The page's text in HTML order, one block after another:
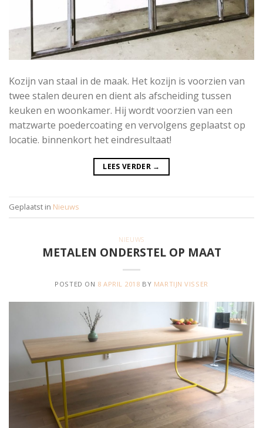
Kozijn van staal in de maak. Het kozijn is voorzien van
twee stalen deuren en dient als afscheiding tussen
keuken en woonkamer. Hij wordt voorzien van een
matzwarte poedercoating en vervolgens geplaatst op
locatie. binnenkort het eindresultaat!
LEES VERDER →
Geplaatst in Nieuws
NIEUWS
METALEN ONDERSTEL OP MAAT
POSTED ON 8 APRIL 2018 BY MARTIJN VISSER